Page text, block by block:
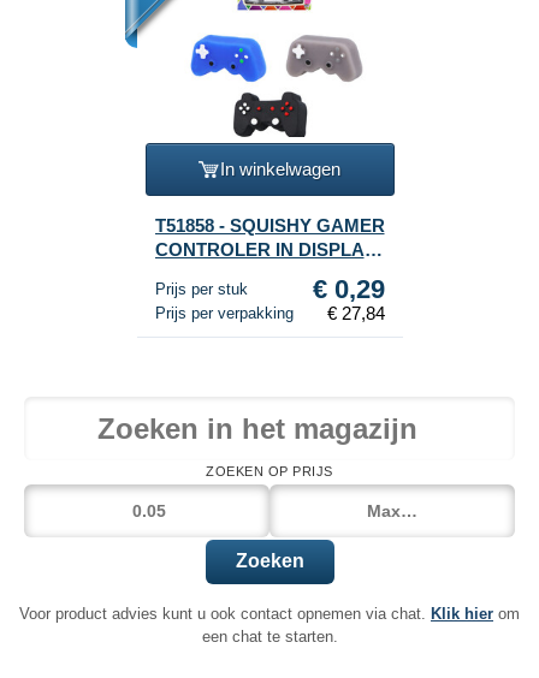
In winkelwagen
T51858 - SQUISHY GAMER
CONTROLER IN DISPLAY
Prijs per stuk € 0,29
Prijs per verpakking € 27,84
ZOEKEN OP PRIJS
Zoeken
Voor product advies kunt u ook contact opnemen via chat. Klik hier om
een chat te starten.